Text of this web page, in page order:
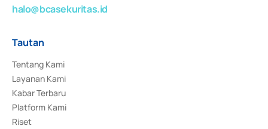
halo@bcasekuritas.id
Tautan
Tentang Kami
Layanan Kami
Kabar Terbaru
Platform Kami
Riset